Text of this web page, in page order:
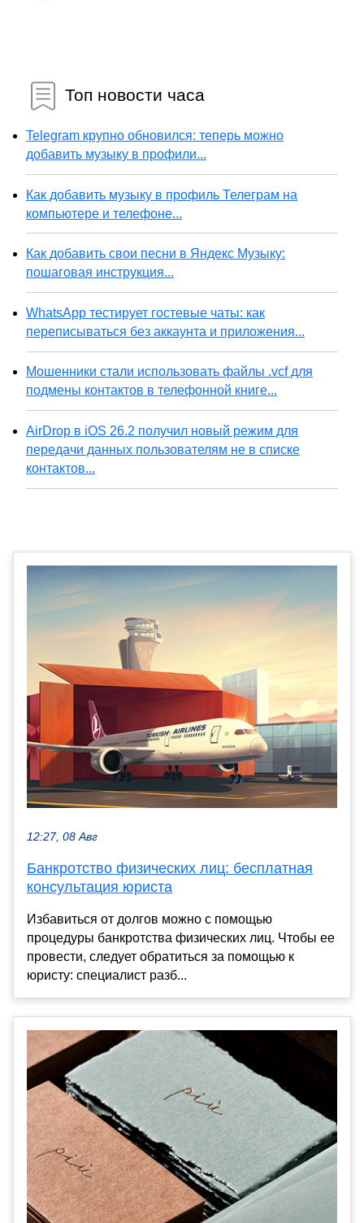
Топ новости часа
Telegram крупно обновился: теперь можно
добавить музыку в профили...
Как добавить музыку в профиль Телеграм на
компьютере и телефоне...
Как добавить свои песни в Яндекс Музыку:
пошаговая инструкция...
WhatsApp тестирует гостевые чаты: как
переписываться без аккаунта и приложения...
Мошенники стали использовать файлы .vcf для
подмены контактов в телефонной книге...
AirDrop в iOS 26.2 получил новый режим для
передачи данных пользователям не в списке
контактов...
12:27, 08 Авг
Банкротство физических лиц: бесплатная
консультация юриста
Избавиться от долгов можно с помощью
процедуры банкротства физических лиц. Чтобы ее
провести, следует обратиться за помощью к
юристу: специалист разб...